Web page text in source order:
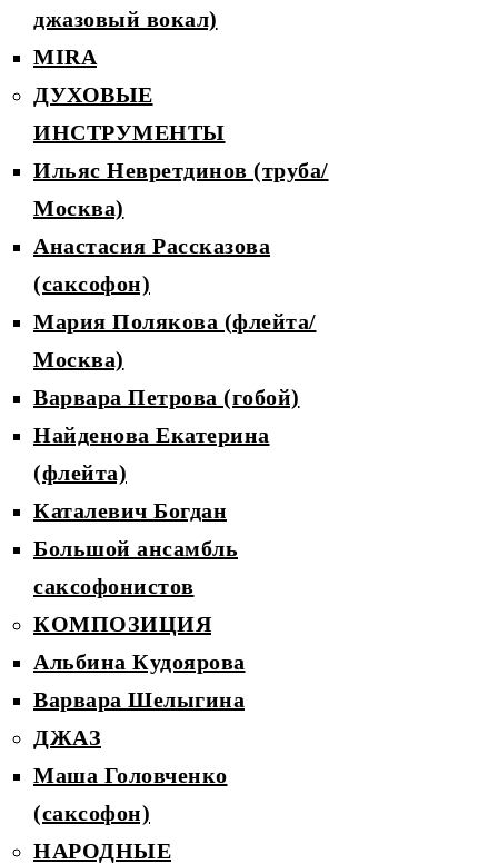
джазовый вокал)
MIRA
ДУХОВЫЕ
ИНСТРУМЕНТЫ
Ильяс Невретдинов (труба/
Москва)
Анастасия Рассказова
(саксофон)
Мария Полякова (флейта/
Москва)
Варвара Петрова (гобой)
Найденова Екатерина
(флейта)
Каталевич Богдан
Большой ансамбль
саксофонистов
КОМПОЗИЦИЯ
Альбина Кудоярова
Варвара Шелыгина
ДЖАЗ
Маша Головченко
(саксофон)
НАРОДНЫЕ